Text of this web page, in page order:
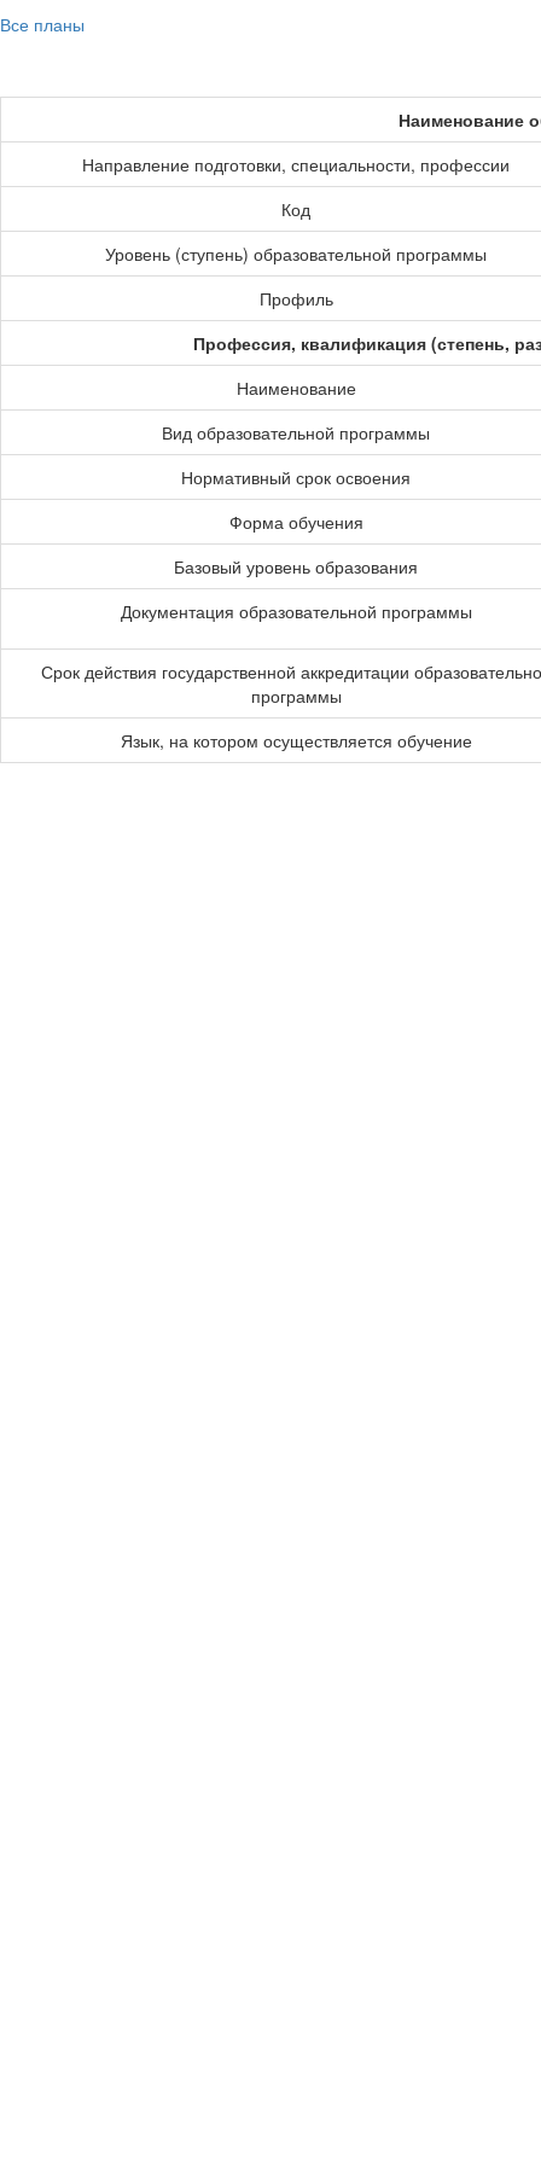
Все планы
Наименование
Направление подготовки, специальности, профессии
Код
Уровень (ступень) образовательной программы
Профиль
Профессия, квалификация (степень,
Наименование
Вид образовательной программы
Нормативный срок освоения
Форма обучения
Базовый уровень образования
Документация образовательной программы
Срок действия государственной аккредитации
программы
Язык, на котором осуществляется обучение